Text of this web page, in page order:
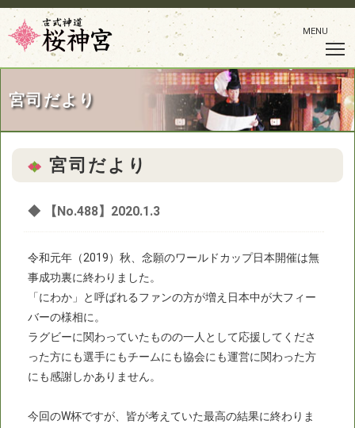
MENU
宮司だより
宮司だより
◆ 【No.488】2020.1.3
令和元年（2019）秋、念願のワールドカップ日本開催は無
事成功裏に終わりました。
「にわか」と呼ばれるファンの方が増え日本中が大フィー
バーの様相に。
ラグビーに関わっていたものの一人として応援してくださ
った方にも選手にもチームにも協会にも運営に関わった方
にも感謝しかありません。
今回のW杯ですが、皆が考えていた最高の結果に終わりま